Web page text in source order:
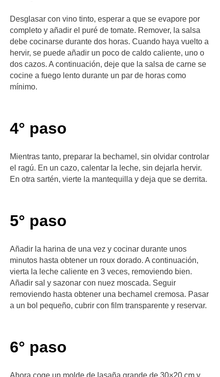
Desglasar con vino tinto, esperar a que se evapore por
completo y añadir el puré de tomate. Remover, la salsa
debe cocinarse durante dos horas. Cuando haya vuelto a
hervir, se puede añadir un poco de caldo caliente, uno o
dos cazos. A continuación, deje que la salsa de carne se
cocine a fuego lento durante un par de horas como
mínimo.
4° paso
Mientras tanto, preparar la bechamel, sin olvidar controlar
el ragú. En un cazo, calentar la leche, sin dejarla hervir.
En otra sartén, vierte la mantequilla y deja que se derrita.
5° paso
Añadir la harina de una vez y cocinar durante unos
minutos hasta obtener un roux dorado. A continuación,
vierta la leche caliente en 3 veces, removiendo bien.
Añadir sal y sazonar con nuez moscada. Seguir
removiendo hasta obtener una bechamel cremosa. Pasar
a un bol pequeño, cubrir con film transparente y reservar.
6° paso
Ahora coge un molde de lasaña grande de 30×20 cm y